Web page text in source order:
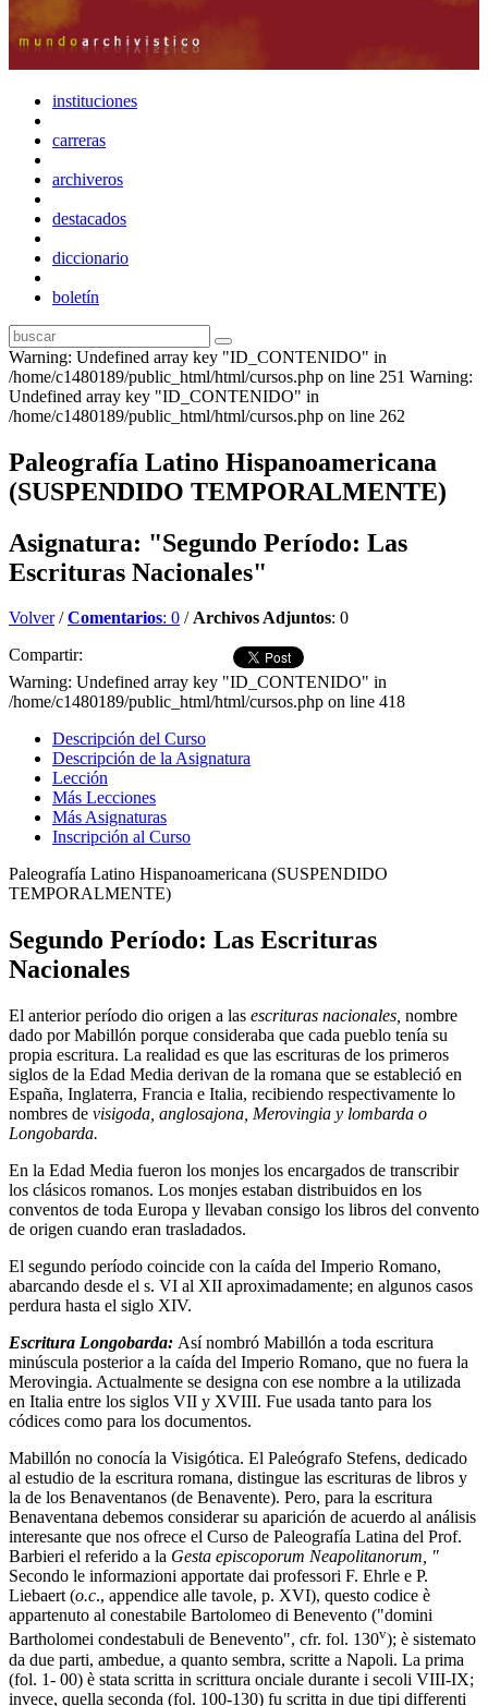
instituciones
carreras
archiveros
destacados
diccionario
boletín
Warning: Undefined array key "ID_CONTENIDO" in
/home/c1480189/public_html/html/cursos.php on line 251 Warning:
Undefined array key "ID_CONTENIDO" in
/home/c1480189/public_html/html/cursos.php on line 262
Paleografía Latino Hispanoamericana
(SUSPENDIDO TEMPORALMENTE)
Asignatura: "Segundo Período: Las
Escrituras Nacionales"
Volver/Comentarios: 0 /Archivos Adjuntos: 0
Compartir:
Warning: Undefined array key "ID_CONTENIDO" in
/home/c1480189/public_html/html/cursos.php on line 418
Descripción del Curso
Descripción de la Asignatura
Lección
Más Lecciones
Más Asignaturas
Inscripción al Curso
Paleografía Latino Hispanoamericana (SUSPENDIDO
TEMPORALMENTE)
Segundo Período: Las Escrituras
Nacionales
El anterior período dio origen a las escrituras nacionales, nombre
dado por Mabillón porque consideraba que cada pueblo tenía su
propia escritura. La realidad es que las escrituras de los primeros
siglos de la Edad Media derivan de la romana que se estableció en
España, Inglaterra, Francia e Italia, recibiendo respectivamente lo
nombres de visigoda, anglosajona, Merovingia y lombarda o
Longobarda.
En la Edad Media fueron los monjes los encargados de transcribir
los clásicos romanos. Los monjes estaban distribuidos en los
conventos de toda Europa y llevaban consigo los libros del convento
de origen cuando eran trasladados.
El segundo período coincide con la caída del Imperio Romano,
abarcando desde el s. VI al XII aproximadamente; en algunos casos
perdura hasta el siglo XIV.
Escritura Longobarda: Así nombró Mabillón a toda escritura
minúscula posterior a la caída del Imperio Romano, que no fuera la
Merovingia. Actualmente se designa con ese nombre a la utilizada
en Italia entre los siglos VII y XVIII. Fue usada tanto para los
códices como para los documentos.
Mabillón no conocía la Visigótica. El Paleógrafo Stefens, dedicado
al estudio de la escritura romana, distingue las escrituras de libros y
la de los Benaventanos (de Benavente). Pero, para la escritura
Benaventana debemos considerar su aparición de acuerdo al análisis
interesante que nos ofrece el Curso de Paleografía Latina del Prof.
Barbieri el referido a la Gesta episcoporum Neapolitanorum, "
Secondo le informazioni apportate dai professori F. Ehrle e P.
Liebaert (o.c., appendice alle tavole, p. XVI), questo codice è
appartenuto al conestabile Bartolomeo di Benevento ("domini
Bartholomei condestabuli de Benevento", cfr. fol. 130v); è sistemato
da due parti, ambedue, a quanto sembra, scritte a Napoli. La prima
(fol. 1- 00) è stata scritta in scrittura onciale durante i secoli VIII-IX;
invece, quella seconda (fol. 100-130) fu scritta in due tipi differenti